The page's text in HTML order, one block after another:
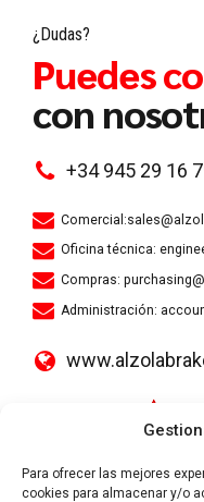
Para ofrecer las mejores
cookies para almacenar y/o
¿Dudas?
Puedes
con
+34 945 29 16
Oficina técnica:
Compras:
Administración: